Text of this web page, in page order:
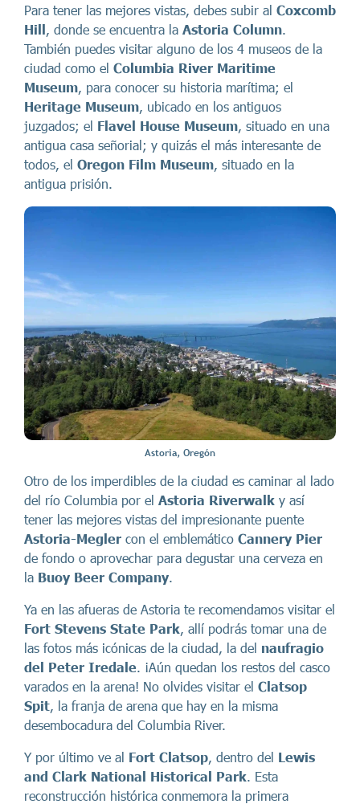
Para tener las mejores vistas, debes subir al Coxcomb
Hill , donde se encuentra la Astoria Column.
También puedes visitar alguno de los 4 museos de la
ciudad como el Columbia River Maritime
Museum, para conocer su historia marítima; el
Heritage Museum, ubicado en los antiguos
juzgados; el Flavel House Museum, situado en una
antigua casa señorial; y quizás el más interesante de
todos, el Oregon Film Museum, situado en la
antigua prisión.
Astoria, Oregón
Otro de los imperdibles de la ciudad es caminar al lado
del río Columbia por el Astoria Riverwalk y así
tener las mejores vistas del impresionante puente
Astoria-Megler con el emblemático Cannery Pier
de fondo o aprovechar para degustar una cerveza en
la Buoy Beer Company
Ya en las afueras de Astoria te recomendamos visitar el
Fort Stevens State Park , allí podrás tomar una de
las fotos más icónicas de la ciudad, la del naufragio
del Peter Iredale . ¡Aún quedan los restos del casco
varados en la arena! No olvides visitar el Clatsop
Spit , la franja de arena que hay en la misma
desembocadura del Columbia River.
Y por último ve al Fort Clatsop , dentro del Lewis
and Clark National Historical Park . Esta
reconstrucción histórica conmemora la primera